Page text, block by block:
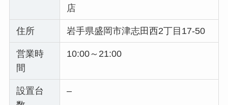
店
住所 岩手県盛岡市津志田西2丁目17-50
営業時
間
10:00～21:00
設置台
–